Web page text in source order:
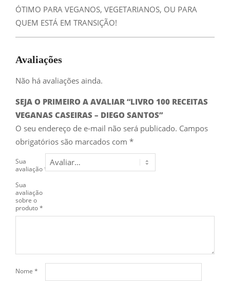
ÓTIMO PARA VEGANOS, VEGETARIANOS, OU PARA
QUEM ESTÁ EM TRANSIÇÃO!
Avaliações
Não há avaliações ainda.
SEJA O PRIMEIRO A AVALIAR “LIVRO 100 RECEITAS
VEGANAS CASEIRAS – DIEGO SANTOS”
O seu endereço de e-mail não será publicado. Campos
obrigatórios são marcados com *
Sua
avaliação*
Sua
avaliação
sobre o
produto*
Nome *